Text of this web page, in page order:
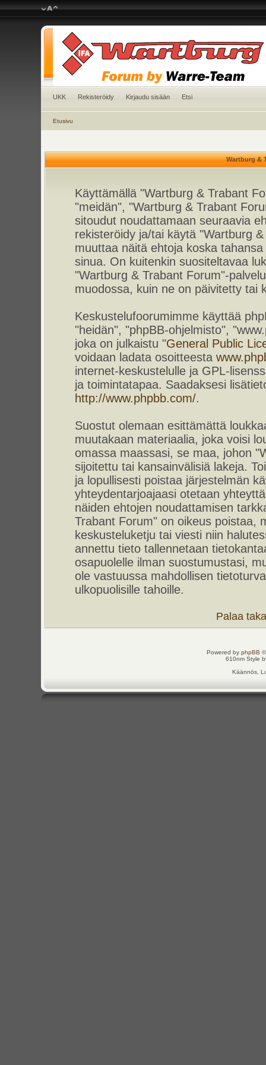
UKK Rekisteröidy Kirjaudu sisään Etsi
Etusivu
Wartburg &
Käyttämällä "Wartburg & Trabant
"meidän", "Wartburg & Trabant
sitoudut noudattamaan seuraavia
rekisteröidy ja/tai käytä "Wartburg
muuttaa näitä ehtoja koska
sinua. On kuitenkin suositeltavaa
"Wartburg & Trabant Forum"-
muodossa, kuin ne on päivitetty tai
Keskustelufoorumimme käyttää
"heidän", "phpBB-ohjelmisto",
joka on julkaistu "General Public
voidaan ladata osoitteesta
internet-keskustelulle ja GPL-
ja toimintatapaa. Saadaksesi
http://www.phpbb.com/.
Suostut olemaan esittämättä
muutakaan materiaalia, joka voisi
omassa maassasi, se maa, johon
sijoitettu tai kansainvälisiä lakeja.
ja lopullisesti poistaa järjestelmän
yhteydentarjoajaasi otetaan
näiden ehtojen noudattamisen
Trabant Forum" on oikeus poistaa,
keskusteluketju tai viesti niin
annettu tieto tallennetaan
osapuolelle ilman suostumustasi,
ole vastuussa mahdollisen
ulkopuolisille tahoille.
Palaa
Powered by phpBB
610nm Style
Käännös,